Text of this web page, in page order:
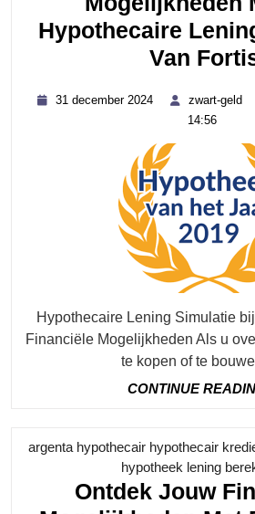
Hypothecaire
Van
31 december 2024
december
zwart-geld
14:56
Hypothecaire Lening Simulatie bij Fortis: Ontdek uw
Financiële Mogelijkheden Als u
te kopen of te
CONTINUE
argenta hypothecair hypothecair
hypotheek lening
Ontdek Jouw